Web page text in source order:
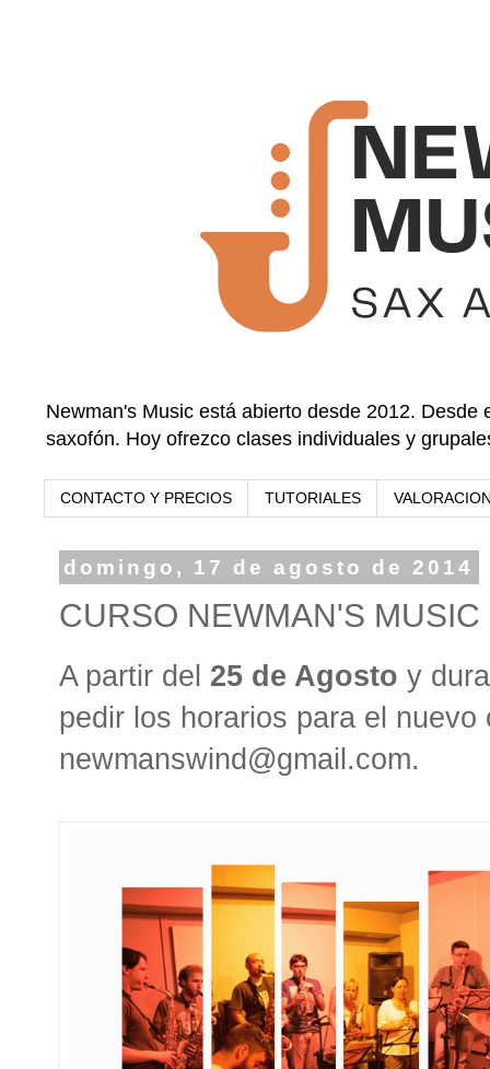
Newman's Music está abierto desde 2012.
saxofón. Hoy ofrezco clases individuales y
CONTACTO Y PRECIOS TUTORIALES
domingo, 17 de agosto de 2014
CURSO NEWMAN'S
A partir del 25 de Agosto y
pedir los horarios para el nuevo
newmanswind@gmail.com.